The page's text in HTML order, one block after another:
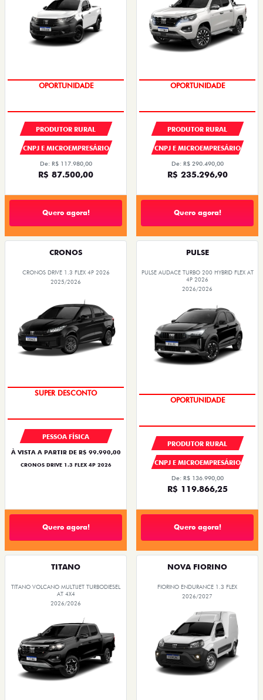
OPORTUNIDADE
PRODUTOR RURAL
CNPJ E MICROEMPRESÁRIO
De: R$ 117.980,00
R$ 87.500,00
Quero agora!
PRODUTOR RURAL
CNPJ E MICROEMPRESÁRIO
De: R$ 290.490,00
R$ 235.296,90
Quero agora!
CRONOS
CRONOS DRIVE 1.3 FLEX 4P 2026
2025/2026
BÔNUS DE ATÉ R$ 14 MIL
PESSOA FÍSICA
À VISTA A PARTIR DE R$ 99.990,00
CRONOS DRIVE 1.3 FLEX 4P 2026
Quero agora!
PULSE
PULSE AUDACE TURBO 200 HYBRID FLEX AT
4P 2026
2026/2026
OPORTUNIDADE
PRODUTOR RURAL
CNPJ E MICROEMPRESÁRIO
De: R$ 136.990,00
R$ 119.866,25
Quero agora!
TITANO
TITANO VOLCANO MULTIJET TURBODIESEL
AT 4X4
2026/2026
NOVA FIORINO
FIORINO ENDURANCE 1.3 FLEX
2026/2027